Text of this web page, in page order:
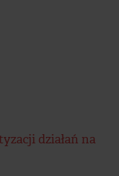
działań na